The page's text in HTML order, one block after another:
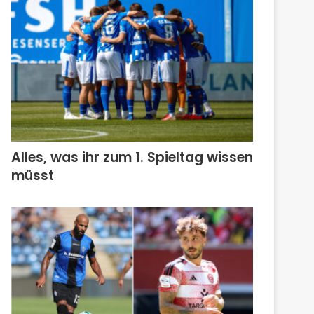
Alles, was ihr zum 1. Spieltag wissen
müsst